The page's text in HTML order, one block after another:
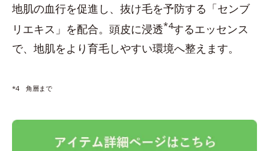
地肌の血行を促進し、抜け毛を予防する「センブ
リエキス」を配合。頭皮に浸透*4するエッセンス
で、地肌をより育毛しやすい環境へ整えます。
*4 角層まで